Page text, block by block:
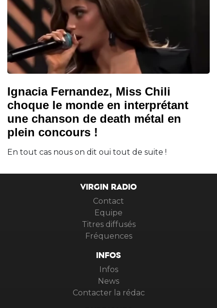
Ignacia Fernandez, Miss Chili
choque le monde en interprétant
une chanson de death métal en
plein concours !
En tout cas nous on dit oui tout de suite !
VIRGIN RADIO
Contact
Equipe
Titres diffusés
Fréquences
INFOS
Infos
News
Contacter la rédac